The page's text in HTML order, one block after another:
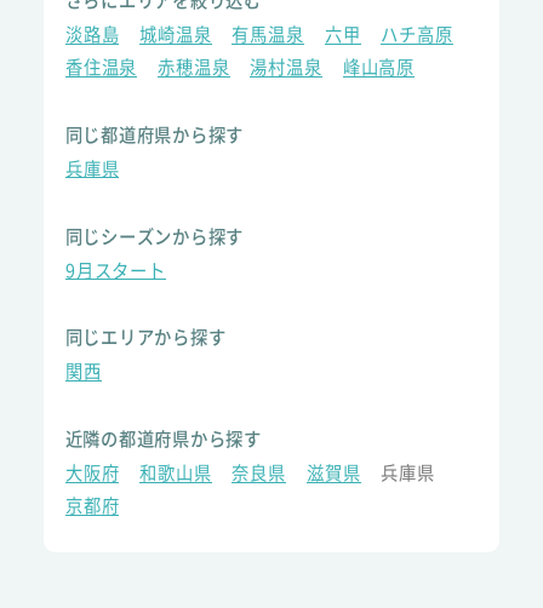
淡路島
城崎温泉 有馬温泉 六甲
ハチ高原
香住温泉
赤穂温泉 湯村温泉 峰山高原
同じ都道府県から探す
兵庫県
同じシーズンから探す
9月スタート
同じエリアから探す
関西
近隣の都道府県から探す
大阪府
和歌山県 奈良県 滋賀県
兵庫県
京都府